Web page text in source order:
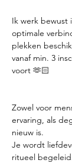
Ik werk bewust
optimale
plekken
vanaf min. 3
voort 🫶🏻
Zowel voor
ervaring, als
nieuw is.
Je wordt
ritueel